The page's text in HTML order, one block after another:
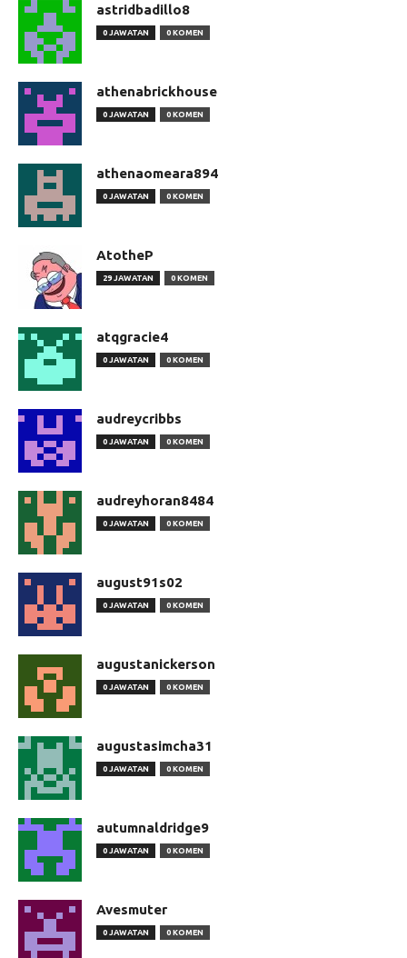
astridbadillo8
0 JAWATAN 0 KOMEN
athenabrickhouse
0 JAWATAN 0 KOMEN
athenaomeara894
0 JAWATAN 0 KOMEN
AtotheP
29 JAWATAN 0 KOMEN
atqgracie4
0 JAWATAN 0 KOMEN
audreycribbs
0 JAWATAN 0 KOMEN
audreyhoran8484
0 JAWATAN 0 KOMEN
august91s02
0 JAWATAN 0 KOMEN
augustanickerson
0 JAWATAN 0 KOMEN
augustasimcha31
0 JAWATAN 0 KOMEN
autumnaldridge9
0 JAWATAN 0 KOMEN
Avesmuter
0 JAWATAN 0 KOMEN